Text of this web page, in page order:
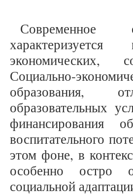
Современное
экономических,
Социально-
образования,
образовательных
финансирования
воспитательного
этом фоне, в
особенно остро
социальной